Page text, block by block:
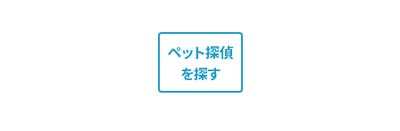
ペット探偵
を探す